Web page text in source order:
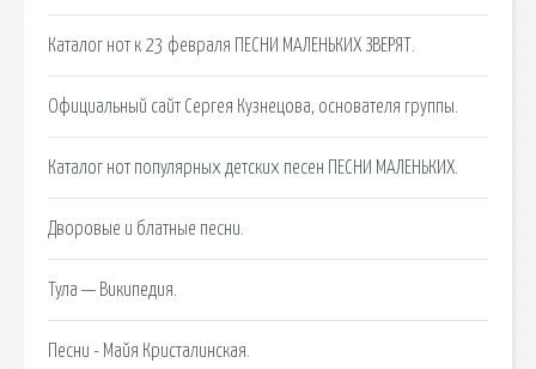
Каталог нот к 23 февраля ПЕСНИ МАЛЕНЬКИХ ЗВЕРЯТ.
Официальный сайт Сергея Кузнецова, основателя группы.
Каталог нот популярных детских песен ПЕСНИ МАЛЕНЬКИХ.
Дворовые и блатные песни.
Тула — Википедия.
Песни - Майя Кристалинская.